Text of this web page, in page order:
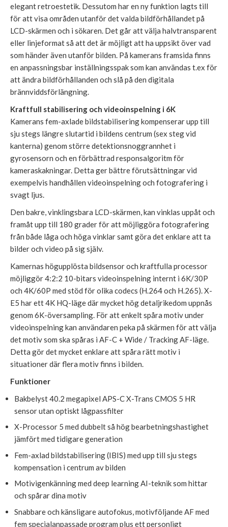
elegant retroestetik. Dessutom har en ny funktion lagts till
för att visa områden utanför det valda bildförhållandet på
LCD-skärmen och i sökaren. Det går att välja halvtransparent
eller linjeformat så att det är möjligt att ha uppsikt över vad
som händer även utanför bilden. På kamerans framsida finns
en anpassningsbar inställningsspak som kan användas t.ex för
att ändra bildförhållanden och slå på den digitala
brännviddsförlängning.
Kraftfull stabilisering och videoinspelning i 6K
Kamerans fem-axlade bildstabilisering kompenserar upp till
sju stegs längre slutartid i bildens centrum (sex steg vid
kanterna) genom större detektionsnoggrannhet i
gyrosensorn och en förbättrad responsalgoritm för
kameraskakningar. Detta ger bättre förutsättningar vid
exempelvis handhållen videoinspelning och fotografering i
svagt ljus.
Den bakre, vinklingsbara LCD-skärmen, kan vinklas uppåt och
framåt upp till 180 grader för att möjliggöra fotografering
från både låga och höga vinklar samt göra det enklare att ta
bilder och video på sig själv.
Kamernas högupplösta bildsensor och kraftfulla processor
möjliggör 4:2:2 10-bitars videoinspelning internt i 6K/30P
och 4K/60P med stöd för olika codecs (H.264 och H.265). X-
E5 har ett 4K HQ-läge där mycket hög detaljrikedom uppnås
genom 6K-översampling. För att enkelt spåra motiv under
videoinspelning kan användaren peka på skärmen för att välja
det motiv som ska spåras i AF-C + Wide / Tracking AF-läge.
Detta gör det mycket enklare att spåra rätt motiv i
situationer där flera motiv finns i bilden.
Funktioner
Bakbelyst 40.2 megapixel APS-C X-Trans CMOS 5 HR
sensor utan optiskt lågpassfilter
X-Processor 5 med dubbelt så hög bearbetningshastighet
jämfört med tidigare generation
Fem-axlad bildstabilisering (IBIS) med upp till sju stegs
kompensation i centrum av bilden
Motivigenkänning med deep learning AI-teknik som hittar
och spårar dina motiv
Snabbare och känsligare autofokus, motivföljande AF med
fem specialanpassade program plus ett personligt